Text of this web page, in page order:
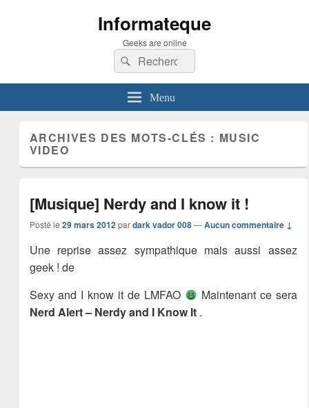
Informateque
Geeks are online
Recherche :
Rechercher
Menu
ARCHIVES DES MOTS-CLÉS : MUSIC
VIDEO
[Musique] Nerdy and I know it !
Posté le 29 mars 2012 pardark vador 008 —Aucun commentaire ↓
Une reprise assez sympathique mais aussi assez
geek ! de
Sexy and I know it de LMFAO
Maintenant ce sera
Nerd Alert – Nerdy and I Know It .